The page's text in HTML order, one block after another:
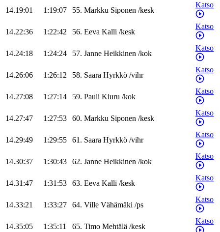
14.19:01 1:19:07 55. Markku Siponen /kesk
Katso
14.22:36 1:22:42 56. Eeva Kalli /kesk
Katso
14.24:18 1:24:24 57. Janne Heikkinen /kok
Katso
14.26:06 1:26:12 58. Saara Hyrkkö /vihr
Katso
14.27:08 1:27:14 59. Pauli Kiuru /kok
Katso
14.27:47 1:27:53 60. Markku Siponen /kesk
Katso
14.29:49 1:29:55 61. Saara Hyrkkö /vihr
Katso
14.30:37 1:30:43 62. Janne Heikkinen /kok
Katso
14.31:47 1:31:53 63. Eeva Kalli /kesk
Katso
14.33:21 1:33:27 64. Ville Vähämäki /ps
Katso
14.35:05 1:35:11 65. Timo Mehtälä /kesk
Katso